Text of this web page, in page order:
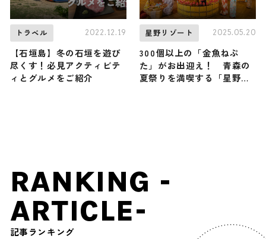
トラベル 2022.12.19
【石垣島】冬の石垣を遊び
尽くす！必見アクティビテ
ィとグルメをご紹介
星野リゾート 2025.05.20
300個以上の「金魚ねぷ
た」がお出迎え！ 青森の
夏祭りを満喫する「星野リ
RANKING -
ARTICLE-
記事ランキング